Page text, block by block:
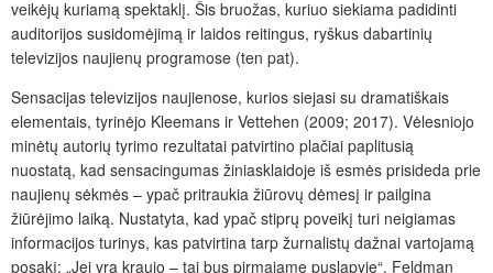
veikėjų kuriamą spektaklį. Šis bruožas, kuriuo siekiama padidinti
auditorijos susidomėjimą ir laidos reitingus, ryškus dabartinių
televizijos naujienų programose (ten pat).
Sensacijas televizijos naujienose, kurios siejasi su dramatiškais
elementais, tyrinėjo Kleemans ir Vettehen (2009; 2017). Vėlesniojo
minėtų autorių tyrimo rezultatai patvirtino plačiai paplitusią
nuostatą, kad sensacingumas žiniasklaidoje iš esmės prisideda prie
naujienų sėkmės – ypač pritraukia žiūrovų dėmesį ir pailgina
žiūrėjimo laiką. Nustatyta, kad ypač stiprų poveikį turi neigiamas
informacijos turinys, kas patvirtina tarp žurnalistų dažnai vartojamą
posakį: „Jei yra kraujo – tai bus pirmajame puslapyje“. Feldman